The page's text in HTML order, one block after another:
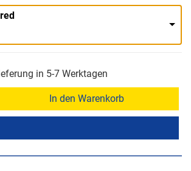
in 5-7 Werktagen
In den Warenkorb